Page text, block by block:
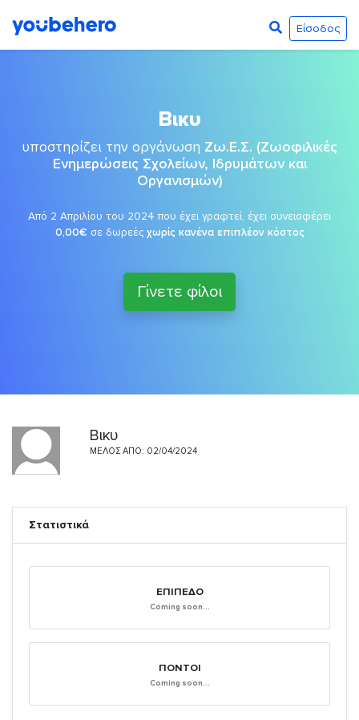
Είσοδος
Βικυ
υποστηρίζει την οργάνωση Ζω.Ε.Σ. (Ζωοφιλικές
Ενημερώσεις Σχολείων, Ιδρυμάτων και
Οργανισμών)
Από 2 Απριλίου του 2024 που έχει γραφτεί, έχει συνεισφέρει
0,00€ σε δωρεές χωρίς κανένα επιπλέον κόστος
Γίνετε φίλοι
Βικυ
ΜΈΛΟΣ ΑΠΌ: 02/04/2024
Στατιστικά
ΕΠΊΠΕΔΟ
Coming soon...
ΠΌΝΤΟΙ
Coming soon...